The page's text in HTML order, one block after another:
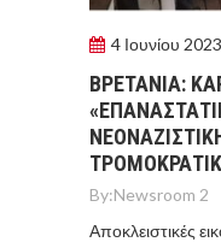
4 Ιουνίου 2023
ΒΡΕΤΑΝΙΑ:
By:Newsroom 2
Αποκλειστικές